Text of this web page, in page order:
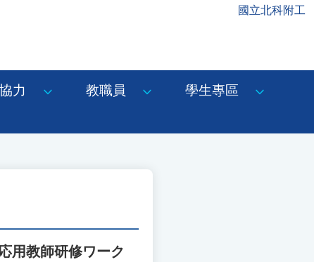
國立北科附工
協力 教職員
學生專區
用教師研修ワーク